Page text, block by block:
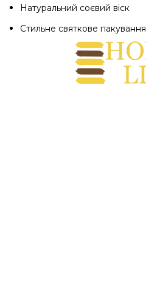
Натуральний соєвий віск
Стильне святкове пакування